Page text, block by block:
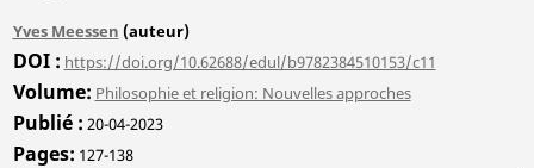
Yves Meessen (auteur)
DOI https://doi.org/10.62688/edul/b9782384510153/c11
Volume Philosophie et religion: Nouvelles approches
Publié 20-04-2023
Pages 127-138